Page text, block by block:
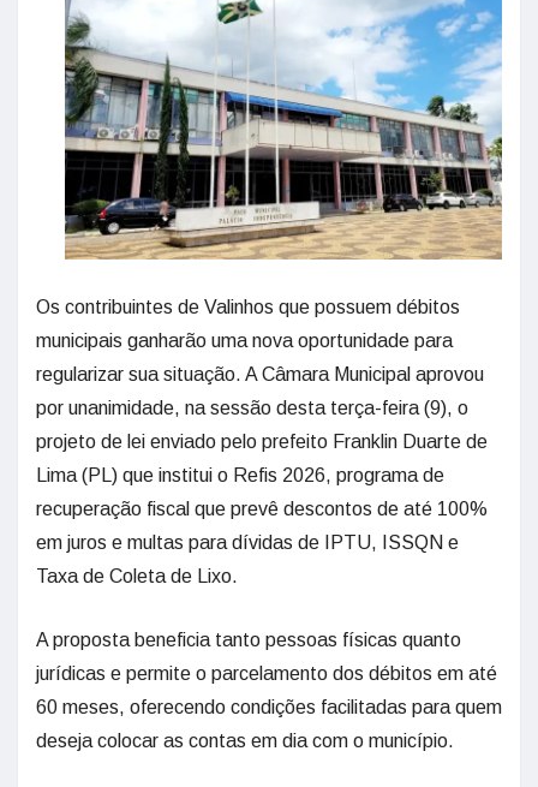
Os contribuintes de Valinhos que possuem débitos
municipais ganharão uma nova oportunidade para
regularizar sua situação. A Câmara Municipal aprovou
por unanimidade, na sessão desta terça-feira (9), o
projeto de lei enviado pelo prefeito Franklin Duarte de
Lima (PL) que institui o Refis 2026, programa de
recuperação fiscal que prevê descontos de até 100%
em juros e multas para dívidas de IPTU, ISSQN e
Taxa de Coleta de Lixo.
A proposta beneficia tanto pessoas físicas quanto
jurídicas e permite o parcelamento dos débitos em até
60 meses, oferecendo condições facilitadas para quem
deseja colocar as contas em dia com o município.